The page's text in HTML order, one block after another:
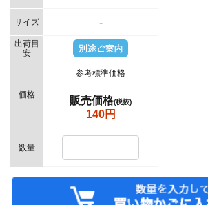
サイズ
出荷目
安
価格
数量
-
参考標準価格
-
販売価格(税抜)
140円